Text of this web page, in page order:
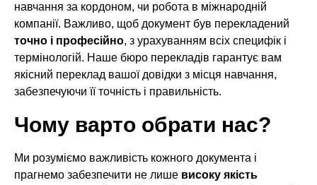
навчання за кордоном, чи робота в міжнародній
компанії. Важливо, щоб документ був перекладений
точно і професійно, з урахуванням всіх специфік і
термінологій. Наше бюро перекладів гарантує вам
якісний переклад вашої довідки з місця навчання,
забезпечуючи її точність і правильність.
Чому варто обрати нас?
Ми розуміємо важливість кожного документа і
прагнемо забезпечити не лише високу якість